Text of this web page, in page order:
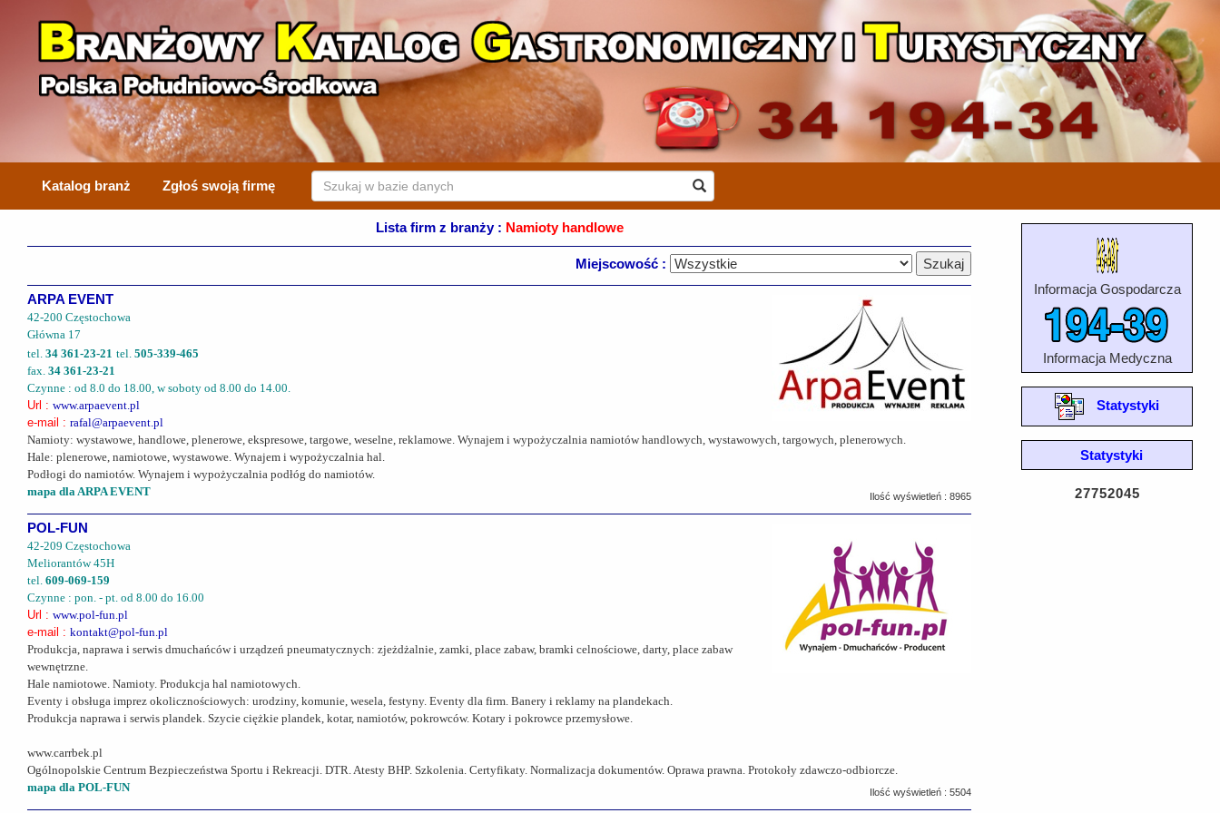
Katalog branż Zgłoś swoją firmę
Lista firm z branży : Namioty handlowe
Miejscowość :
ARPA EVENT
42-200 Częstochowa
Główna 17
tel. 34 361-23-21 tel. 505-339-465
fax. 34 361-23-21
Czynne : od 8.0 do 18.00, w soboty od 8.00 do 14.00.
Url : www.arpaevent.pl
e-mail : rafal@arpaevent.pl
Namioty: wystawowe, handlowe, plenerowe, ekspresowe, targowe, weselne, reklamowe. Wynajem i wypożyczalnia namiotów handlowych, wystawowych, targowych, plenerowych.
Hale: plenerowe, namiotowe, wystawowe. Wynajem i wypożyczalnia hal.
Podłogi do namiotów. Wynajem i wypożyczalnia podłóg do namiotów.
mapa dla ARPA EVENT
Ilość wyświetleń : 8965
POL-FUN
42-209 Częstochowa
Meliorantów 45H
tel. 609-069-159
Czynne : pon. - pt. od 8.00 do 16.00
Url : www.pol-fun.pl
e-mail : kontakt@pol-fun.pl
Produkcja, naprawa i serwis dmuchańców i urządzeń pneumatycznych: zjeżdżalnie, zamki, place zabaw, bramki celnościowe, darty, place zabaw
wewnętrzne.
Hale namiotowe. Namioty. Produkcja hal namiotowych.
Eventy i obsługa imprez okolicznościowych: urodziny, komunie, wesela, festyny. Eventy dla firm. Banery i reklamy na plandekach.
Produkcja naprawa i serwis plandek. Szycie ciężkie plandek, kotar, namiotów, pokrowców. Kotary i pokrowce przemysłowe.
www.carrbek.pl
Ogólnopolskie Centrum Bezpieczeństwa Sportu i Rekreacji. DTR. Atesty BHP. Szkolenia. Certyfikaty. Normalizacja dokumentów. Oprawa prawna. Protokoły zdawczo-odbiorcze.
mapa dla POL-FUN
Ilość wyświetleń : 5504
Informacja Gospodarcza
Informacja Medyczna
Statystyki
Statystyki
27752045